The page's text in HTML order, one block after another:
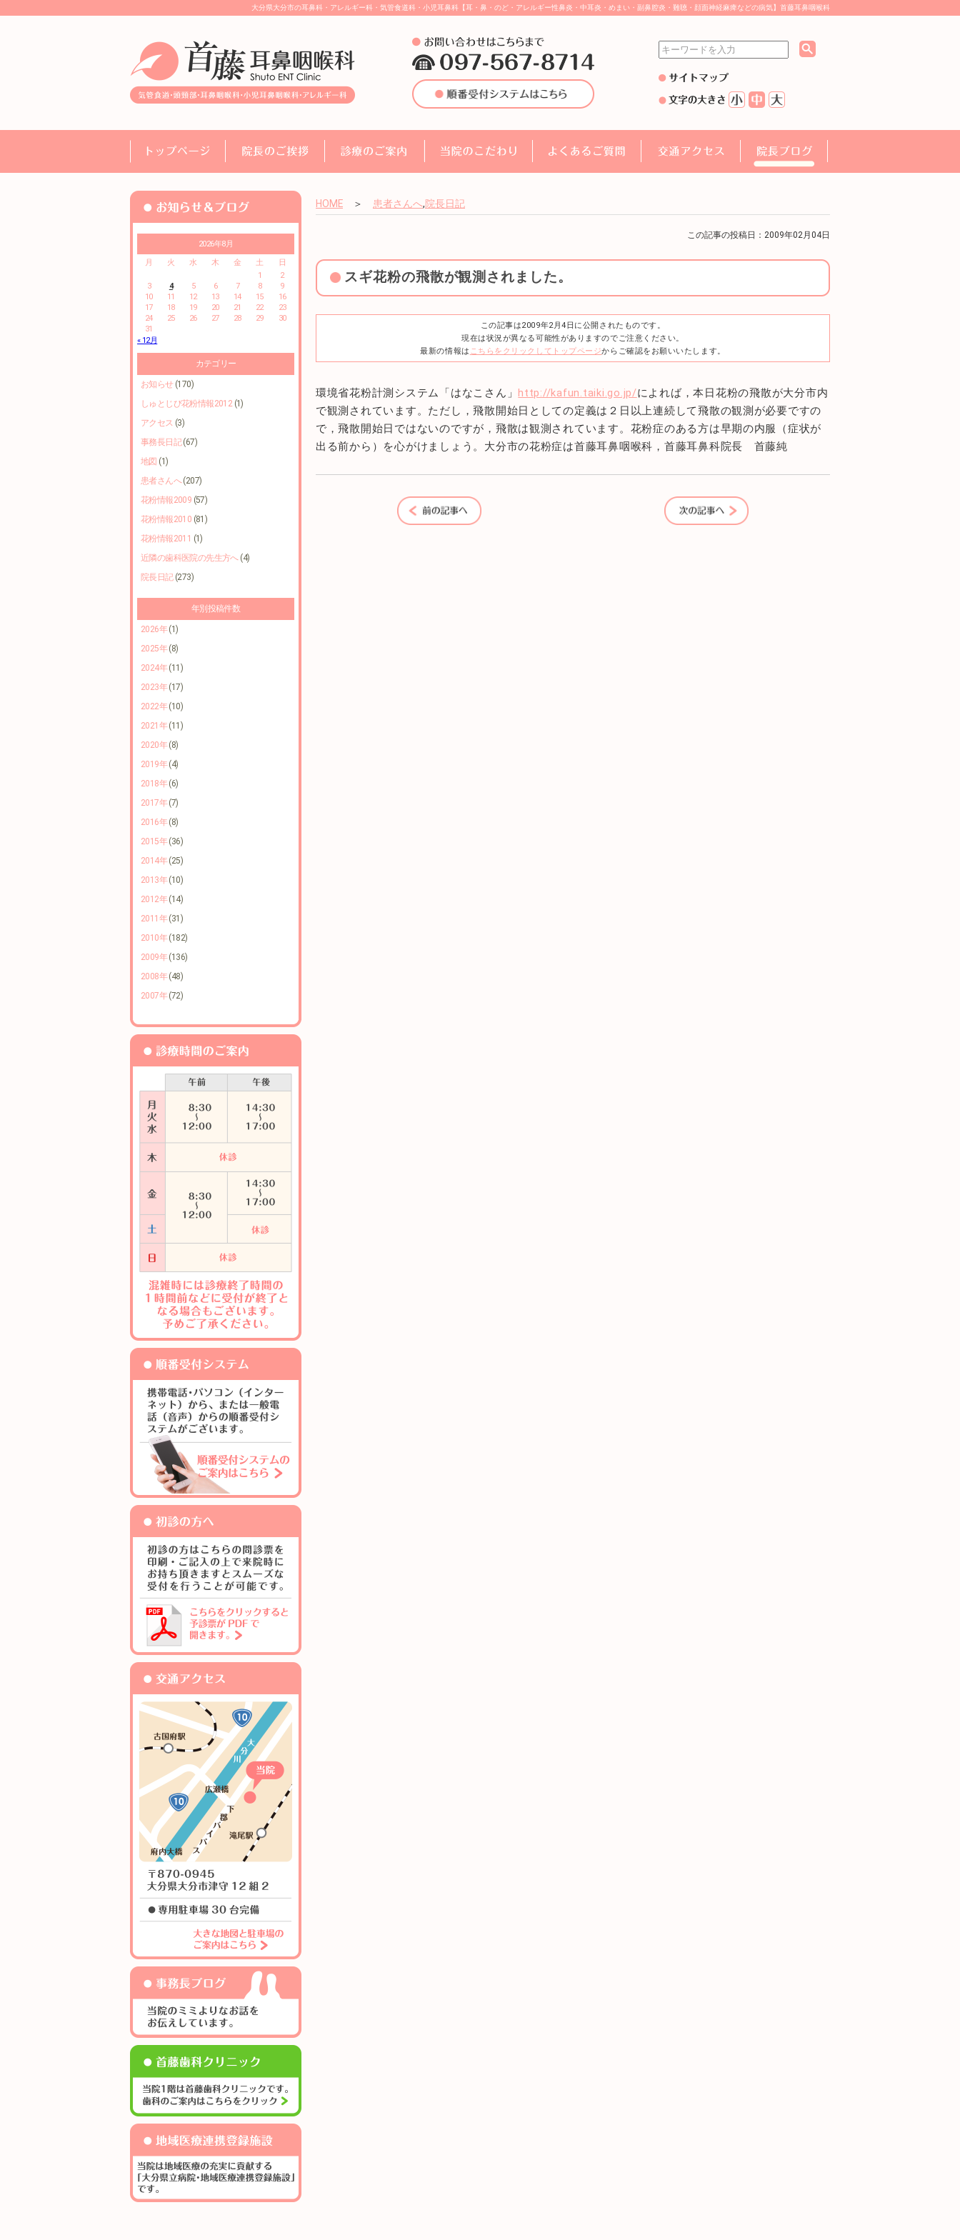
大分県大分市の耳鼻科・アレルギー科・気管食道科・小児耳鼻科【耳・鼻・のど・アレルギー性鼻炎・中耳炎・めまい・副鼻腔炎・難聴・顔面神経麻痺などの病気】首藤耳鼻咽喉科
2026年8月
月
火 水 木 金 土
日
1
2
3
4 5 6 7 8
9
10
11 12 13 14 15
16
17
18 19 20 21 22
23
24
25 26 27 28 29
30
31
« 12月
カテゴリー
お知らせ (170)
しゅとじび花粉情報2012(1)
アクセス (3)
事務長日記(67)
地図 (1)
患者さんへ(207)
花粉情報2009 (57)
花粉情報2010 (81)
花粉情報2011 (1)
近隣の歯科医院の先生方へ(4)
院長日記(273)
年別投稿件数
2026年(1)
2025年(8)
2024年(11)
2023年(17)
2022年(10)
2021年(11)
2020年(8)
2019年(4)
2018年(6)
2017年(7)
2016年(8)
2015年(36)
2014年(25)
2013年(10)
2012年(14)
2011年(31)
2010年(182)
2009年(136)
2008年(48)
2007年(72)
HOME ＞ 患者さんへ,院長日記
この記事の投稿日：2009年02月04日
スギ花粉の飛散が観測されました。
この記事は2009年2月4日に公開されたものです。
現在は状況が異なる可能性がありますのでご注意ください。
最新の情報は こちらをクリックしてトップページからご確認をお願いいたします。
環境省花粉計測システム「はなこさん」 http://kafun.taiki.go.jp/によれば，本日花粉の飛散が大分市内
で観測されています。ただし，飛散開始日としての定義は２日以上連続して飛散の観測が必要ですの
で，飛散開始日ではないのですが，飛散は観測されています。花粉症のある方は早期の内服（症状が
出る前から）を心がけましょう。大分市の花粉症は首藤耳鼻咽喉科，首藤耳鼻科院長 首藤純